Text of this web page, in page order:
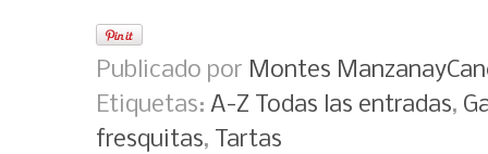
Publicado por Montes
Etiquetas: A-Z Todas las entradas,
fresquitas, Tartas